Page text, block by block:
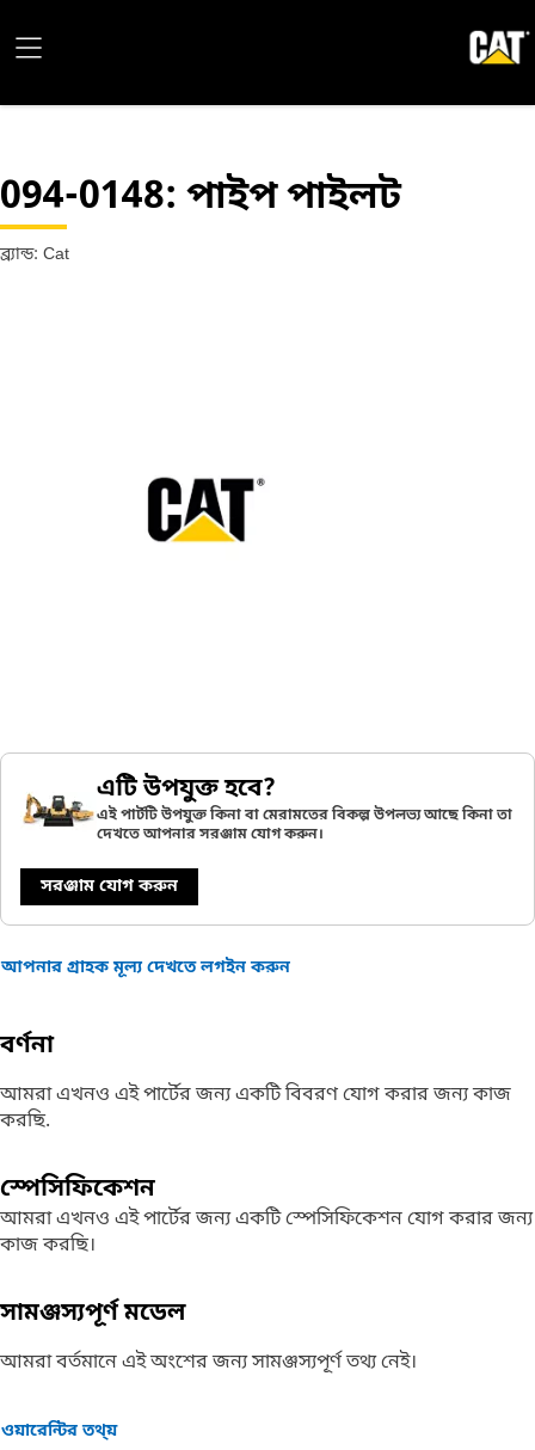
094-0148: পাইপ পাইলট
ব্র্যান্ড: Cat
এটি উপযুক্ত হবে?
এই পার্টটি উপযুক্ত কিনা বা মেরামতের বিকল্প উপলভ্য আছে কিনা তা
দেখতে আপনার সরঞ্জাম যোগ করুন।
সরঞ্জাম যোগ করুন
আপনার গ্রাহক মূল্য দেখতে লগইন করুন
বর্ণনা
আমরা এখনও এই পার্টের জন্য একটি বিবরণ যোগ করার জন্য কাজ
করছি.
স্পেসিফিকেশন
আমরা এখনও এই পার্টের জন্য একটি স্পেসিফিকেশন যোগ করার জন্য
কাজ করছি।
সামঞ্জস্যপূর্ণ মডেল
আমরা বর্তমানে এই অংশের জন্য সামঞ্জস্যপূর্ণ তথ্য নেই।
ওয়ারেন্টির তথ্য়